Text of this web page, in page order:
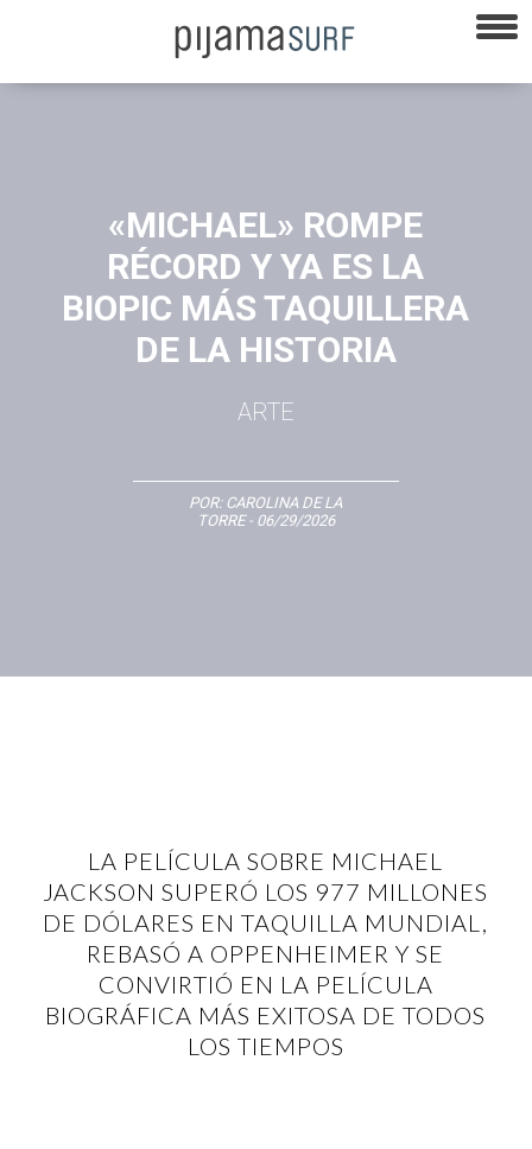
«MICHAEL» ROMPE
RÉCORD Y YA ES LA
BIOPIC MÁS TAQUILLERA
DE LA HISTORIA
ARTE
POR: CAROLINA DE LA
TORRE- 06/29/2026
LA PELÍCULA SOBRE MICHAEL
JACKSON SUPERÓ LOS 977 MILLONES
DE DÓLARES EN TAQUILLA MUNDIAL,
REBASÓ A OPPENHEIMER Y SE
CONVIRTIÓ EN LA PELÍCULA
BIOGRÁFICA MÁS EXITOSA DE TODOS
LOS TIEMPOS